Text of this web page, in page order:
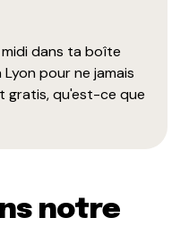
et mon site dans le
dans ta boîte
pour ne jamais
gratis, qu'est-ce que
notre